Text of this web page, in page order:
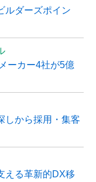
ルダーズポイン
ーカー4社が5億
しから採用・集客
える革新的DX移